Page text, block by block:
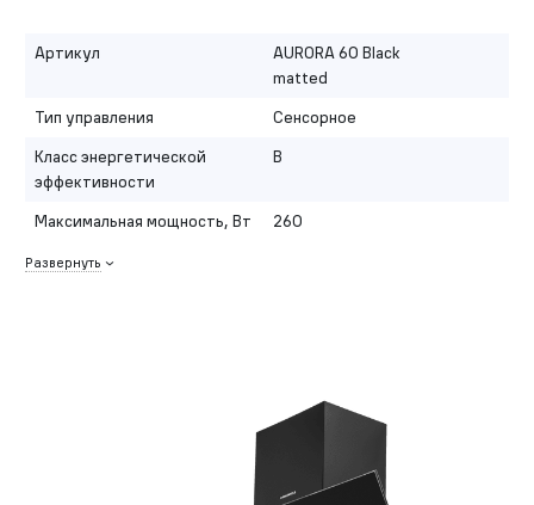
Артикул
AURORA 60 Black
matted
Тип управления
Сенсорное
Класс энергетической
эффективности
B
Максимальная мощность, Вт 260
Развернуть